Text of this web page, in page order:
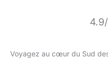
Voyagez au cœur du Sud